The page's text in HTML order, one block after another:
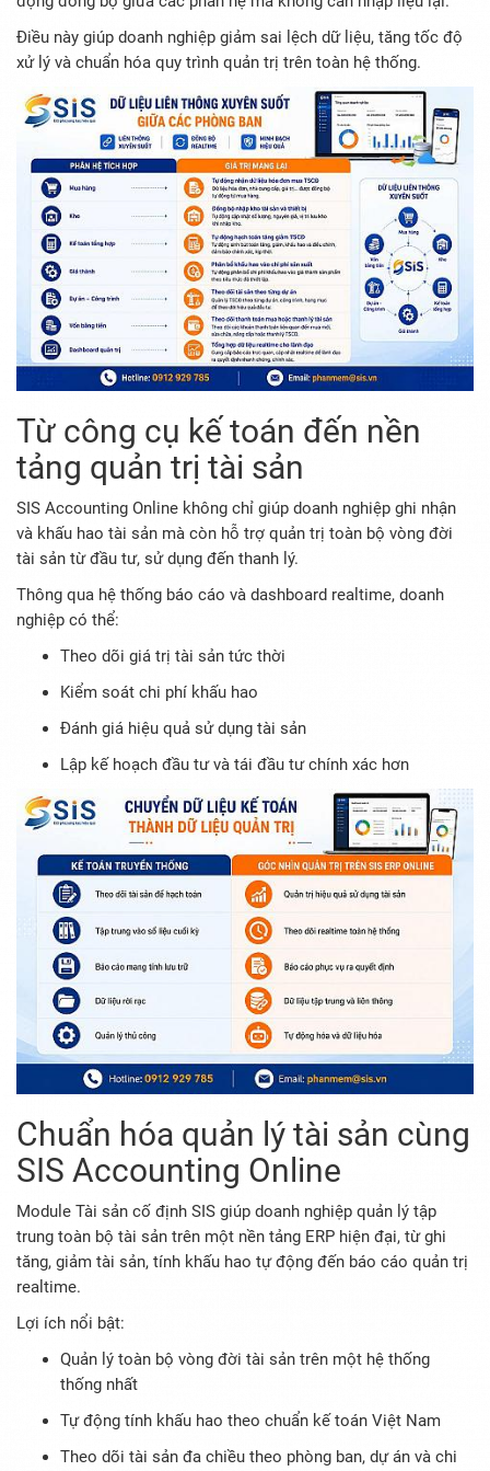
Điều này giúp doanh nghiệp giảm sai lệch dữ liệu, tăng tốc độ
xử lý và chuẩn hóa quy trình quản trị trên toàn hệ thống.
Từ công cụ kế toán đến nền
tảng quản trị tài sản
SIS Accounting Online không chỉ giúp doanh nghiệp ghi nhận
và khấu hao tài sản mà còn hỗ trợ quản trị toàn bộ vòng đời
tài sản từ đầu tư, sử dụng đến thanh lý.
Thông qua hệ thống báo cáo và dashboard realtime, doanh
nghiệp có thể:
Theo dõi giá trị tài sản tức thời
Kiểm soát chi phí khấu hao
Đánh giá hiệu quả sử dụng tài sản
Lập kế hoạch đầu tư và tái đầu tư chính xác hơn
Chuẩn hóa quản lý tài sản cùng
SIS Accounting Online
Module Tài sản cố định SIS giúp doanh nghiệp quản lý tập
trung toàn bộ tài sản trên một nền tảng ERP hiện đại, từ ghi
tăng, giảm tài sản, tính khấu hao tự động đến báo cáo quản trị
realtime.
Lợi ích nổi bật:
Quản lý toàn bộ vòng đời tài sản trên một hệ thống
thống nhất
Tự động tính khấu hao theo chuẩn kế toán Việt Nam
Theo dõi tài sản đa chiều theo phòng ban, dự án và chi